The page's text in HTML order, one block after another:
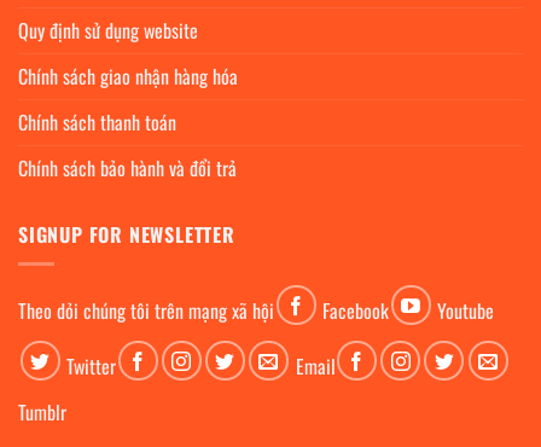
Quy định sử dụng website
Chính sách giao nhận hàng hóa
Chính sách thanh toán
Chính sách bảo hành và đổi trả
SIGNUP FOR NEWSLETTER
Theo dỏi chúng tôi trên mạng xã hội Facebook
Youtube
Twitter
Email
Tumblr